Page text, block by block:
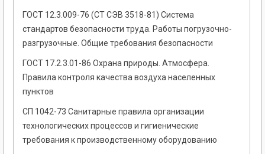
ГОСТ 12.3.009-76 (СТ СЭВ 3518-81) Система
стандартов безопасности труда. Работы погрузочно-
разгрузочные. Общие требования безопасности
ГОСТ 17.2.3.01-86 Охрана природы. Атмосфера.
Правила контроля качества воздуха населенных
пунктов
СП 1042-73 Cанитарные правила организации
технологических процессов и гигиенические
требования к производственному оборудованию